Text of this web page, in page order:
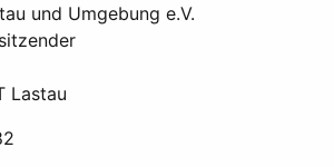
und Umgebung e.V.
Lastau